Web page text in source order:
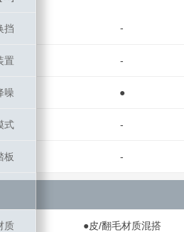
挡 -
置 -
噪 ●
式 -
板 -
质 ●皮/翻毛材质混搭
挡
置
噪
式
板
质